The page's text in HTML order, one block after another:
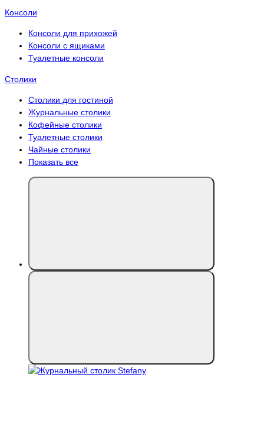
Консоли
Консоли для прихожей
Консоли с ящиками
Туалетные консоли
Столики
Столики для гостиной
Журнальные столики
Кофейные столики
Туалетные столики
Чайные столики
Показать все